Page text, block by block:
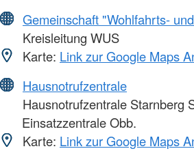
Gemeinschaft "Wohlfahrts-
Kreisleitung WUS
Karte: Link zur Google Maps
Hausnotrufzentrale
Hausnotrufzentrale Starnberg
Einsatzzentrale Obb.
Karte: Link zur Google Maps